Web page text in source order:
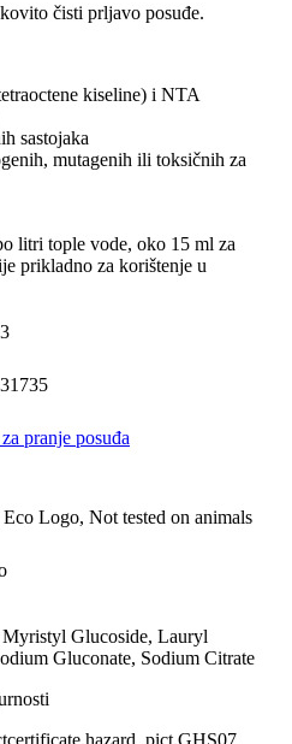
čisti prljavo posuđe.
kiseline) i NTA
sastojaka
mutagenih ili toksičnih za
litri tople vode, oko 15 ml za
prikladno za korištenje u
pranje posuđa
Logo, Not tested on animals
Glucoside, Lauryl
Gluconate, Sodium Citrate